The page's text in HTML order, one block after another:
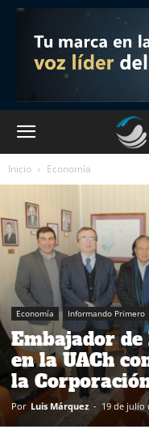
Inicio Economía
Economía Informando Primero
Embajador
en la UACh
la
Por Luis Márquez - 19 de julio